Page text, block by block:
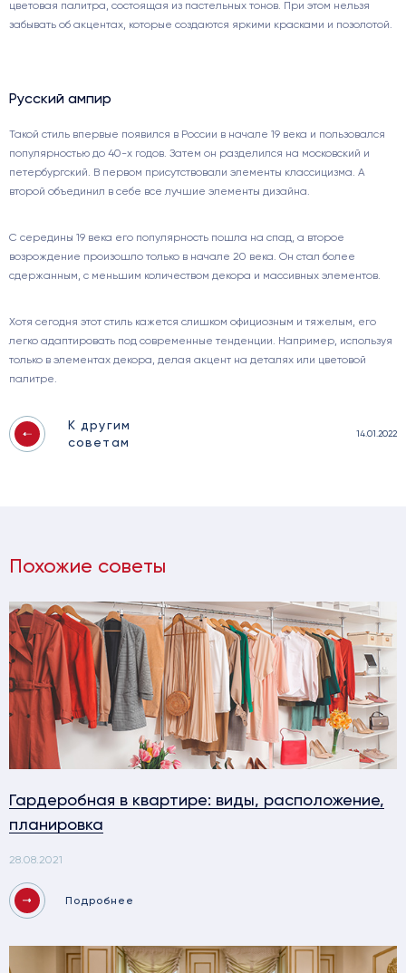
цветовая палитра, состоящая из пастельных тонов. При этом нельзя
забывать об акцентах, которые создаются яркими красками и позолотой.
Русский ампир
Такой стиль впервые появился в России в начале 19 века и пользовался
популярностью до 40-х годов. Затем он разделился на московский и
петербургский. В первом присутствовали элементы классицизма. А
второй объединил в себе все лучшие элементы дизайна.
С середины 19 века его популярность пошла на спад, а второе
возрождение произошло только в начале 20 века. Он стал более
сдержанным, с меньшим количеством декора и массивных элементов.
Хотя сегодня этот стиль кажется слишком официозным и тяжелым, его
легко адаптировать под современные тенденции. Например, используя
только в элементах декора, делая акцент на деталях или цветовой
палитре.
К другим
советам
14.01.2022
Похожие советы
Гардеробная в квартире: виды, расположение,
планировка
28.08.2021
Подробнее